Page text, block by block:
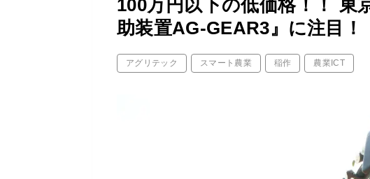
100万円以下の低価格！！ 東
助装置AG-GEAR3』に注目！
アグリテック スマート農業 稲作 農業ICT